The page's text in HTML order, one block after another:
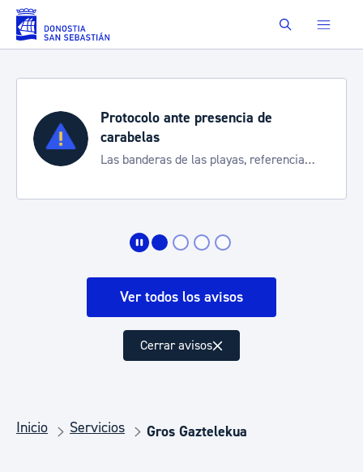
Saltar al contenido principal Buscar
Protocolo ante presencia de
carabelas
Las banderas de las playas, referencia
Ver todos los avisos
Cerrar avisos
Inicio Servicios Gros Gaztelekua